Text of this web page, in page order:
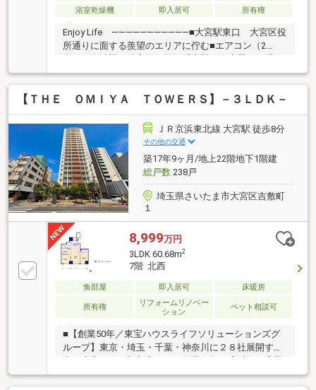
浴室乾燥機
即入居可 所有権
Enjoy Life ―――――――――――■大宮駅東口 大宮区役
所通りに面する羨望のエリアに佇む■エアコン（2
角部屋住戸 ディンクス世代の暮らしのスペースと資産
■お仕事帰りのご相談等もご対応できます。（予約
制）■家具・雑貨等・空色・空模様等は一部生成AI画像
となります。Support ――――――――――――□住信SBI
代理事業 東宝ハウスフィナンシャル（T.sローン）□au
じぶん銀行（指定不動産会社）□365日24時間住まいの
駆付けサービス（3年間無料） □東宝ハウスCLUB アフ
ターサービス 無料
【ＴＨＥ ＯＭＩＹＡ ＴＯＷＥＲＳ】－３ＬＤＫ－
ＪＲ京浜東北線 大宮駅 徒歩8分
その他の交通
築17年9ヶ月/地上22階地下1階建
総戸数238戸
埼玉県さいたま市大宮区吉敷町
１
8,999万円
3LDK 60.68m2
7階 北西
角部屋 即入居可 床暖房
所有権
リフォームリノベー
ション
ペット相談可
■【創業50年／東宝ハウスライフソリューションズグ
ループ】東京・埼玉・千葉・神奈川に２８社展開する
の大切な資産をご売却・お買替え等全てをサポート致
します■【Ｔ’ｓローン】東宝ハウスフィナンシャルは